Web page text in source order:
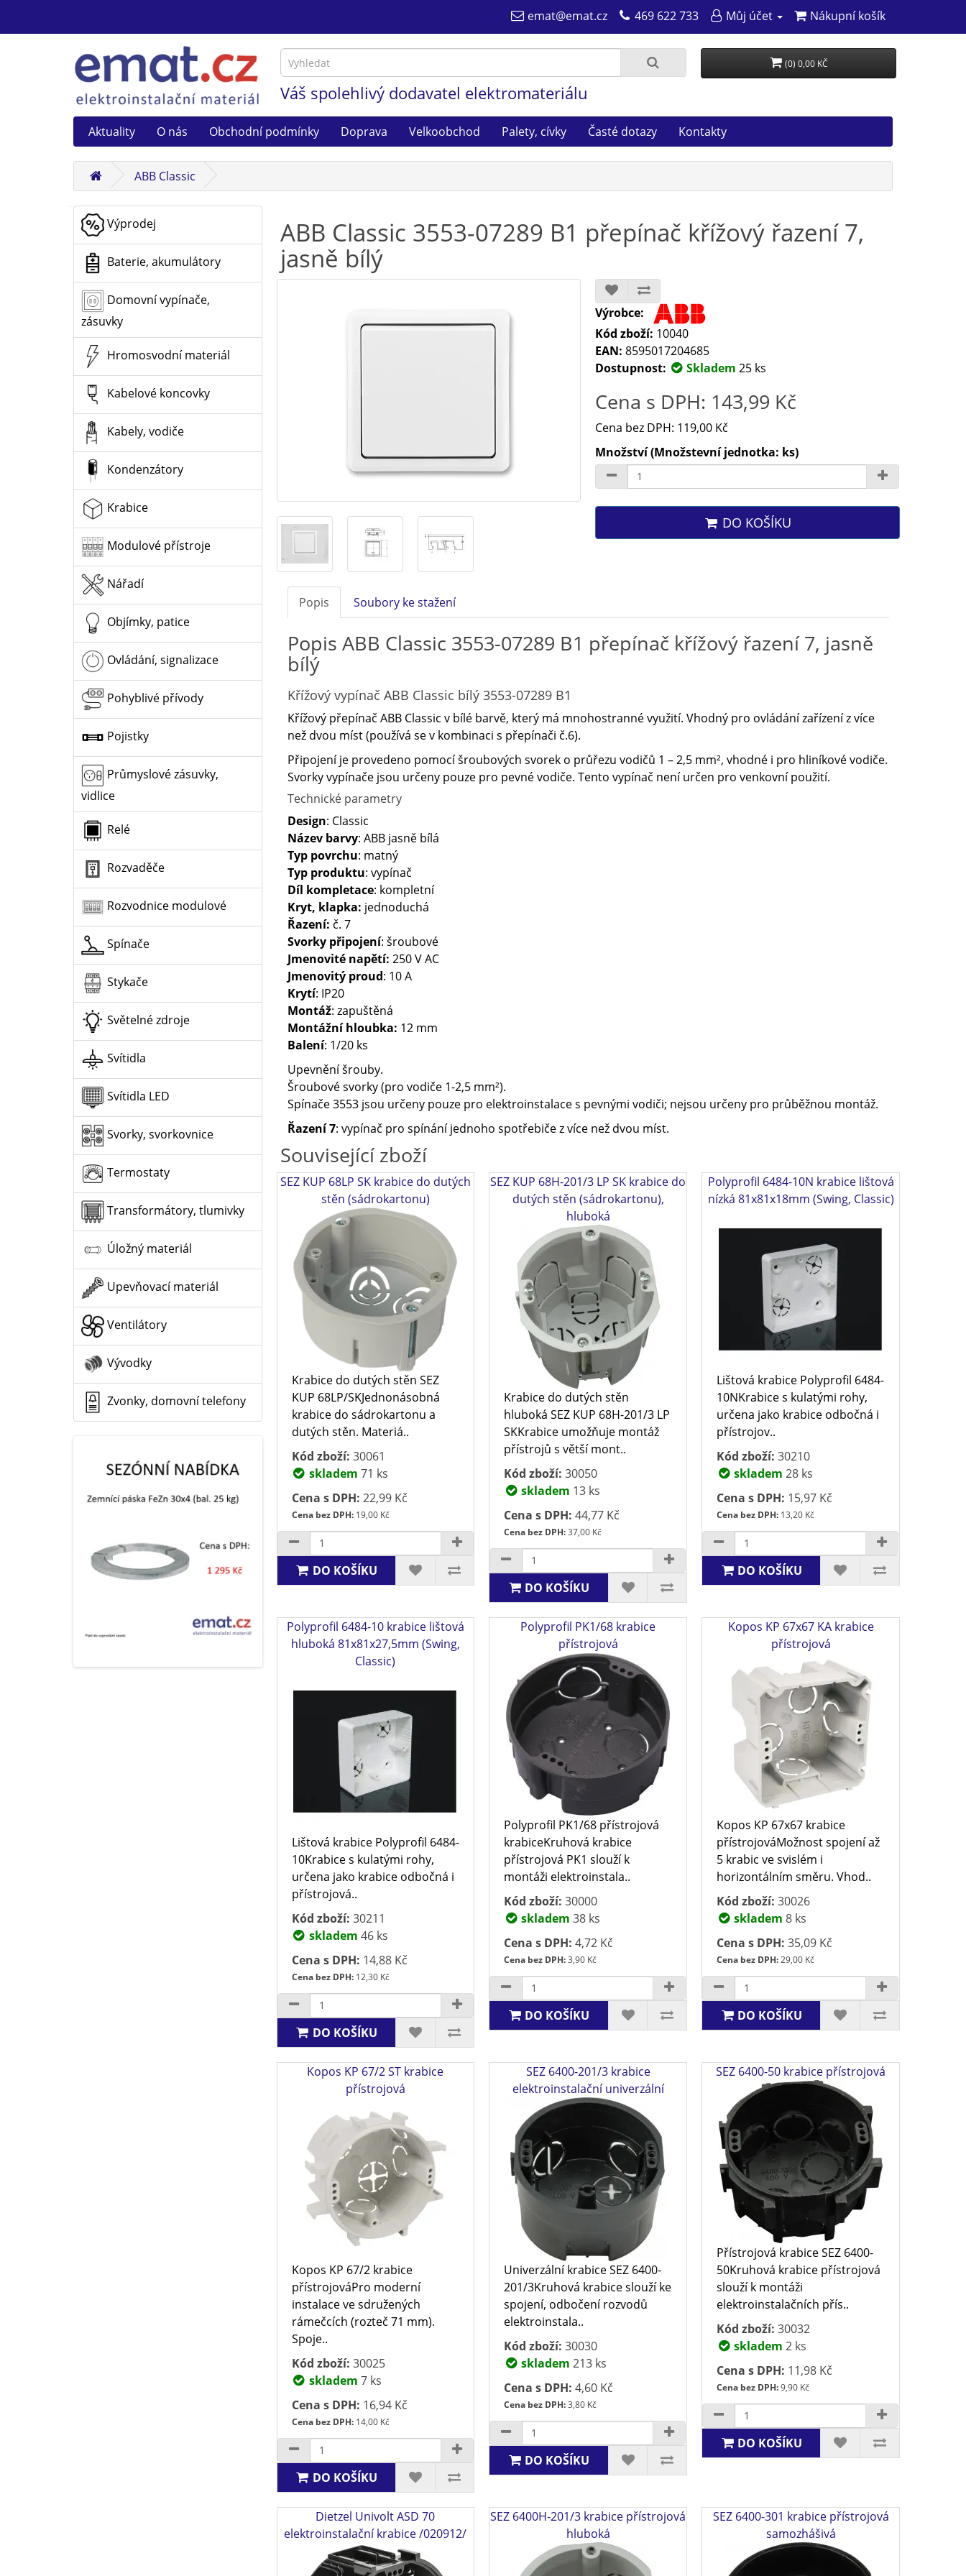
emat@emat.cz 469 622 733 Můj účet Nákupní košík
Váš spolehlivý dodavatel elektromateriálu
(0) 0,00 KČ
Aktuality O nás Obchodní podmínky Doprava Velkoobchod Palety, cívky Časté dotazy Kontakty
ABB Classic
Výprodej
Baterie, akumulátory
Domovní vypínače,
zásuvky
Hromosvodní materiál
Kabelové koncovky
Kabely, vodiče
Kondenzátory
Krabice
Modulové přístroje
Nářadí
Objímky, patice
Ovládání, signalizace
Pohyblivé přívody
Pojistky
Průmyslové zásuvky,
vidlice
Relé
Rozvaděče
Rozvodnice modulové
Spínače
Stykače
Světelné zdroje
Svítidla
Svítidla LED
Svorky, svorkovnice
Termostaty
Transformátory, tlumivky
Úložný materiál
Upevňovací materiál
Ventilátory
Vývodky
Zvonky, domovní telefony
ABB Classic 3553-07289 B1 přepínač křížový řazení 7,
jasně bílý
Výrobce:
Kód zboží: 10040
EAN: 8595017204685
Dostupnost:
Skladem 25 ks
Cena s DPH: 143,99 Kč
Cena bez DPH: 119,00 Kč
Množství (Množstevní jednotka: ks)
DO KOŠÍKU
Popis Soubory ke stažení
Popis ABB Classic 3553-07289 B1 přepínač křížový řazení 7, jasně
bílý
Křížový vypínač ABB Classic bílý 3553-07289 B1
Křížový přepínač ABB Classic v bílé barvě, který má mnohostranné využití. Vhodný pro ovládání zařízení z více
než dvou míst (používá se v kombinaci s přepínači č.6).
Připojení je provedeno pomocí šroubových svorek o průřezu vodičů 1 – 2,5 mm², vhodné i pro hliníkové vodiče.
Svorky vypínače jsou určeny pouze pro pevné vodiče. Tento vypínač není určen pro venkovní použití.
Technické parametry
Design: Classic
Název barvy: ABB jasně bílá
Typ povrchu: matný
Typ produktu: vypínač
Díl kompletace: kompletní
Kryt, klapka: jednoduchá
Řazení: č. 7
Svorky připojení: šroubové
Jmenovité napětí: 250 V AC
Jmenovitý proud: 10 A
Krytí: IP20
Montáž: zapuštěná
Montážní hloubka: 12 mm
Balení: 1/20 ks
Upevnění šrouby.
Šroubové svorky (pro vodiče 1-2,5 mm²).
Spínače 3553 jsou určeny pouze pro elektroinstalace s pevnými vodiči; nejsou určeny pro průběžnou montáž.
Řazení 7: vypínač pro spínání jednoho spotřebiče z více než dvou míst.
Související zboží
SEZ KUP 68LP SK krabice do dutých
stěn (sádrokartonu)
Krabice do dutých stěn SEZ
KUP 68LP/SKJednonásobná
krabice do sádrokartonu a
dutých stěn. Materiá..
Kód zboží: 30061
skladem 71 ks
Cena s DPH: 22,99 Kč
Cena bez DPH:19,00 Kč
DO KOŠÍKU
SEZ KUP 68H-201/3 LP SK krabice do
dutých stěn (sádrokartonu),
hluboká
Krabice do dutých stěn
hluboká SEZ KUP 68H-201/3 LP
SKKrabice umožňuje montáž
přístrojů s větší mont..
Kód zboží: 30050
skladem 13 ks
Cena s DPH: 44,77 Kč
Cena bez DPH:37,00 Kč
DO KOŠÍKU
Polyprofil 6484-10N krabice lištová
nízká 81x81x18mm (Swing, Classic)
Lištová krabice Polyprofil 6484-
10NKrabice s kulatými rohy,
určena jako krabice odbočná i
přístrojov..
Kód zboží: 30210
skladem 28 ks
Cena s DPH: 15,97 Kč
Cena bez DPH: 13,20 Kč
DO KOŠÍKU
Polyprofil 6484-10 krabice lištová
hluboká 81x81x27,5mm (Swing,
Classic)
Lištová krabice Polyprofil 6484-
10Krabice s kulatými rohy,
určena jako krabice odbočná i
přístrojová..
Kód zboží: 30211
skladem 46 ks
Cena s DPH: 14,88 Kč
Cena bez DPH:12,30 Kč
DO KOŠÍKU
Polyprofil PK1/68 krabice
přístrojová
Polyprofil PK1/68 přístrojová
krabiceKruhová krabice
přístrojová PK1 slouží k
montáži elektroinstala..
Kód zboží: 30000
skladem 38 ks
Cena s DPH: 4,72 Kč
Cena bez DPH:3,90 Kč
DO KOŠÍKU
Kopos KP 67x67 KA krabice
přístrojová
Kopos KP 67x67 krabice
přístrojováMožnost spojení až
5 krabic ve svislém i
horizontálním směru. Vhod..
Kód zboží: 30026
skladem 8 ks
Cena s DPH: 35,09 Kč
Cena bez DPH:29,00 Kč
DO KOŠÍKU
Kopos KP 67/2 ST krabice
přístrojová
Kopos KP 67/2 krabice
přístrojováPro moderní
instalace ve sdružených
rámečcích (rozteč 71 mm).
Spoje..
Kód zboží: 30025
skladem 7 ks
Cena s DPH: 16,94 Kč
Cena bez DPH:14,00 Kč
DO KOŠÍKU
SEZ 6400-201/3 krabice
elektroinstalační univerzální
Univerzální krabice SEZ 6400-
201/3Kruhová krabice slouží ke
spojení, odbočení rozvodů
elektroinstala..
Kód zboží: 30030
skladem 213 ks
Cena s DPH: 4,60 Kč
Cena bez DPH:3,80 Kč
DO KOŠÍKU
SEZ 6400-50 krabice přístrojová
Přístrojová krabice SEZ 6400-
50Kruhová krabice přístrojová
slouží k montáži
elektroinstalačních přís..
Kód zboží: 30032
skladem 2 ks
Cena s DPH: 11,98 Kč
Cena bez DPH:9,90 Kč
DO KOŠÍKU
Dietzel Univolt ASD 70
elektroinstalační krabice /020912/
SEZ 6400H-201/3 krabice přístrojová
hluboká
SEZ 6400-301 krabice přístrojová
samozhášivá